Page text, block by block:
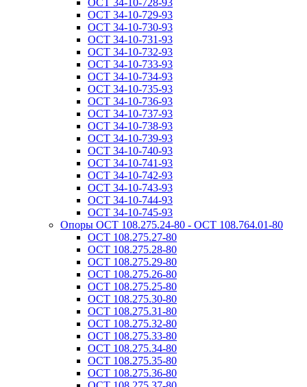
ОСТ 34-10-728-93
ОСТ 34-10-729-93
ОСТ 34-10-730-93
ОСТ 34-10-731-93
ОСТ 34-10-732-93
ОСТ 34-10-733-93
ОСТ 34-10-734-93
ОСТ 34-10-735-93
ОСТ 34-10-736-93
ОСТ 34-10-737-93
ОСТ 34-10-738-93
ОСТ 34-10-739-93
ОСТ 34-10-740-93
ОСТ 34-10-741-93
ОСТ 34-10-742-93
ОСТ 34-10-743-93
ОСТ 34-10-744-93
ОСТ 34-10-745-93
Опоры ОСТ 108.275.24-80 - ОСТ 108.764.01-80
ОСТ 108.275.27-80
ОСТ 108.275.28-80
ОСТ 108.275.29-80
ОСТ 108.275.26-80
ОСТ 108.275.25-80
ОСТ 108.275.30-80
ОСТ 108.275.31-80
ОСТ 108.275.32-80
ОСТ 108.275.33-80
ОСТ 108.275.34-80
ОСТ 108.275.35-80
ОСТ 108.275.36-80